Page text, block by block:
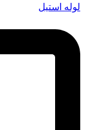
لوله استیل